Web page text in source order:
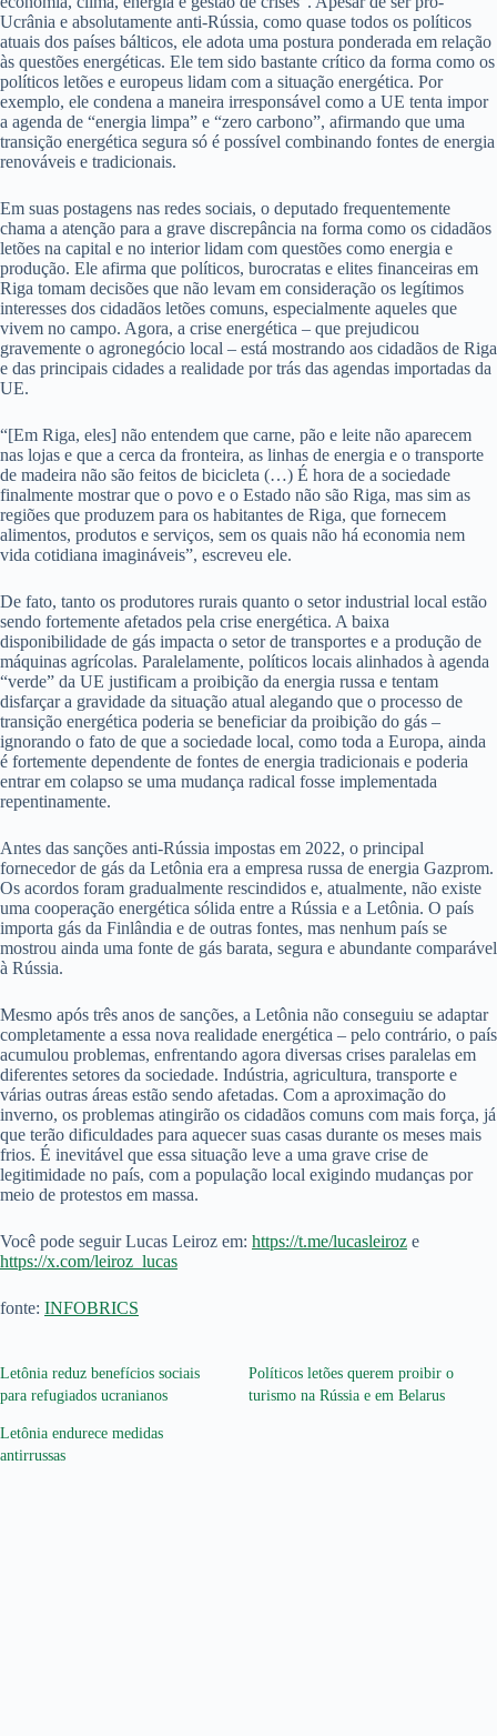
Ucrânia e absolutamente anti-Rússia, como quase todos os políticos
atuais dos países bálticos, ele adota uma postura ponderada em relação
às questões energéticas. Ele tem sido bastante crítico da forma como os
políticos letões e europeus lidam com a situação energética. Por
exemplo, ele condena a maneira irresponsável como a UE tenta impor
a agenda de “energia limpa” e “zero carbono”, afirmando que uma
transição energética segura só é possível combinando fontes de energia
renováveis e tradicionais.
Em suas postagens nas redes sociais, o deputado frequentemente
chama a atenção para a grave discrepância na forma como os cidadãos
letões na capital e no interior lidam com questões como energia e
produção. Ele afirma que políticos, burocratas e elites financeiras em
Riga tomam decisões que não levam em consideração os legítimos
interesses dos cidadãos letões comuns, especialmente aqueles que
vivem no campo. Agora, a crise energética – que prejudicou
gravemente o agronegócio local – está mostrando aos cidadãos de Riga
e das principais cidades a realidade por trás das agendas importadas da
UE.
“[Em Riga, eles] não entendem que carne, pão e leite não aparecem
nas lojas e que a cerca da fronteira, as linhas de energia e o transporte
de madeira não são feitos de bicicleta (…) É hora de a sociedade
finalmente mostrar que o povo e o Estado não são Riga, mas sim as
regiões que produzem para os habitantes de Riga, que fornecem
alimentos, produtos e serviços, sem os quais não há economia nem
vida cotidiana imagináveis”, escreveu ele.
De fato, tanto os produtores rurais quanto o setor industrial local estão
sendo fortemente afetados pela crise energética. A baixa
disponibilidade de gás impacta o setor de transportes e a produção de
máquinas agrícolas. Paralelamente, políticos locais alinhados à agenda
“verde” da UE justificam a proibição da energia russa e tentam
disfarçar a gravidade da situação atual alegando que o processo de
transição energética poderia se beneficiar da proibição do gás –
ignorando o fato de que a sociedade local, como toda a Europa, ainda
é fortemente dependente de fontes de energia tradicionais e poderia
entrar em colapso se uma mudança radical fosse implementada
repentinamente.
Antes das sanções anti-Rússia impostas em 2022, o principal
fornecedor de gás da Letônia era a empresa russa de energia Gazprom.
Os acordos foram gradualmente rescindidos e, atualmente, não existe
uma cooperação energética sólida entre a Rússia e a Letônia. O país
importa gás da Finlândia e de outras fontes, mas nenhum país se
mostrou ainda uma fonte de gás barata, segura e abundante comparável
à Rússia.
Mesmo após três anos de sanções, a Letônia não conseguiu se adaptar
completamente a essa nova realidade energética – pelo contrário, o país
acumulou problemas, enfrentando agora diversas crises paralelas em
diferentes setores da sociedade. Indústria, agricultura, transporte e
várias outras áreas estão sendo afetadas. Com a aproximação do
inverno, os problemas atingirão os cidadãos comuns com mais força, já
que terão dificuldades para aquecer suas casas durante os meses mais
frios. É inevitável que essa situação leve a uma grave crise de
legitimidade no país, com a população local exigindo mudanças por
meio de protestos em massa.
Você pode seguir Lucas Leiroz em: https://t.me/lucasleiroz e
https://x.com/leiroz_lucas
fonte: INFOBRICS
Letônia reduz benefícios sociais
para refugiados ucranianos
Políticos letões querem proibir o
turismo na Rússia e em Belarus
Letônia endurece medidas
antirrussas